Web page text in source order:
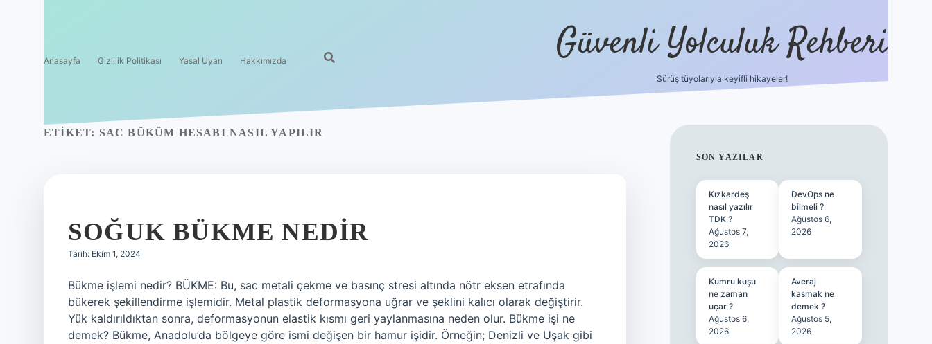
Anasayfa Gizlilik Politikası Yasal Uyarı Hakkımızda Güvenli Yolculuk Rehberi
Sürüş tüyolarıyla keyifli hikayeler!
ETIKET: SAC BÜKÜM HESABI NASIL YAPILIR
SOĞUK BÜKME NEDIR
Tarih: Ekim 1, 2024
Bükme işlemi nedir? BÜKME: Bu, sac metali çekme ve basınç stresi altında nötr eksen etrafında
bükerek şekillendirme işlemidir. Metal plastik deformasyona uğrar ve şeklini kalıcı olarak değiştirir.
Yük kaldırıldıktan sonra, deformasyonun elastik kısmı geri yaylanmasına neden olur. Bükme işi ne
demek? Bükme, Anadolu’da bölgeye göre ismi değişen bir hamur işidir. Örneğin; Denizli ve Uşak gibi
SIDEBAR
SON YAZILAR
Kızkardeş
nasıl yazılır
TDK ?
Ağustos 7,
2026
DevOps ne
bilmeli ?
Ağustos 6,
2026
Kumru kuşu
ne zaman
uçar ?
Ağustos 6,
2026
Averaj
kasmak ne
demek ?
Ağustos 5,
2026
grandoperabet